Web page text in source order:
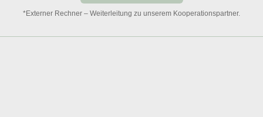
*Externer Rechner – Weiterleitung zu unserem Kooperationspartner.